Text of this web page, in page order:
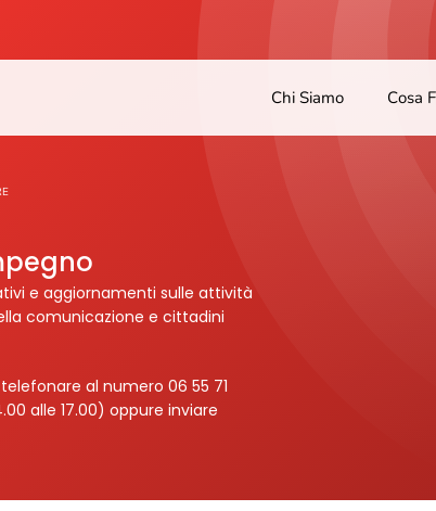
Chi Siamo Cosa
e aggiornamenti sulle attività
comunicazione e cittadini
al numero 06 55 71
alle 17.00) oppure inviare